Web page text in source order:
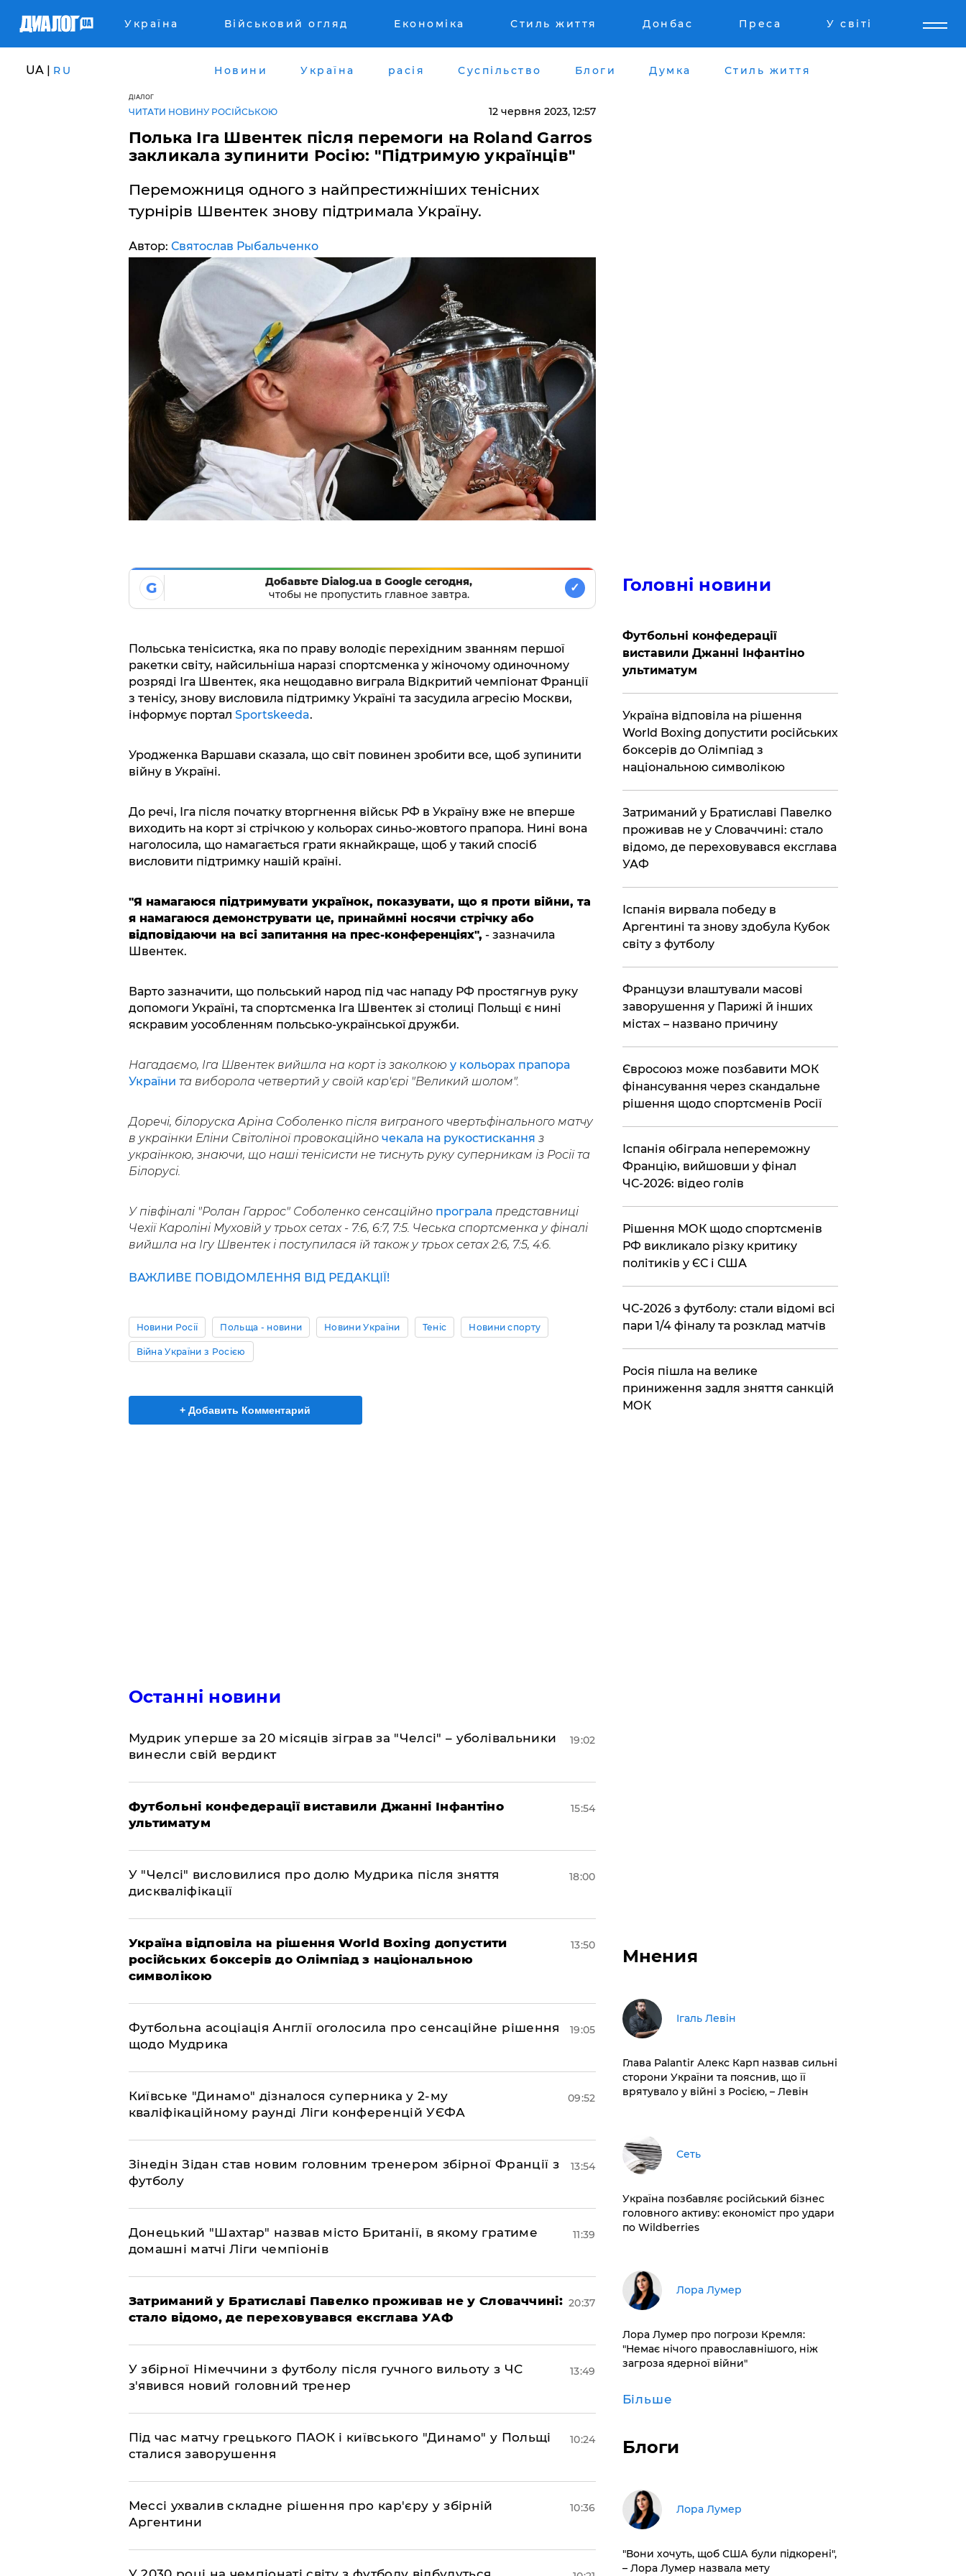
Україна Військовий огляд Економіка Стиль життя Донбас Преса У світі
UA | RU Новини Україна расія Суспільство Блоги Думка Стиль життя
ДІАЛОГ
ЧИТАТИ НОВИНУ РОСІЙСЬКОЮ 12 червня 2023, 12:57
Полька Іга Швентек після перемоги на Roland Garros
закликала зупинити Росію: "Підтримую українців"
Переможниця одного з найпрестижніших тенісних
турнірів Швентек знову підтримала Україну.
Автор: Святослав Рыбальченко
G
Добавьте Dialog.ua в Google сегодня,
чтобы не пропустить главное завтра.
✓
Польська тенісистка, яка по праву володіє перехідним званням першої
ракетки світу, найсильніша наразі спортсменка у жіночому одиночному
розряді Іга Швентек, яка нещодавно виграла Відкритий чемпіонат Франції
з тенісу, знову висловила підтримку Україні та засудила агресію Москви,
інформує портал Sportskeeda.
Уродженка Варшави сказала, що світ повинен зробити все, щоб зупинити
війну в Україні.
До речі, Іга після початку вторгнення військ РФ в Україну вже не вперше
виходить на корт зі стрічкою у кольорах синьо-жовтого прапора. Нині вона
наголосила, що намагається грати якнайкраще, щоб у такий спосіб
висловити підтримку нашій країні.
"Я намагаюся підтримувати українок, показувати, що я проти війни, та
я намагаюся демонструвати це, принаймні носячи стрічку або
відповідаючи на всі запитання на прес-конференціях", - зазначила
Швентек.
Варто зазначити, що польський народ під час нападу РФ простягнув руку
допомоги Україні, та спортсменка Іга Швентек зі столиці Польщі є нині
яскравим уособленням польсько-української дружби.
Нагадаємо, Іга Швентек вийшла на корт із заколкою у кольорах прапора
України та виборола четвертий у своїй кар'єрі "Великий шолом".
Доречі, білоруска Аріна Соболенко після виграного чвертьфінального матчу
в українки Еліни Світоліної провокаційночекала на рукостискання з
українкою, знаючи, що наші тенісисти не тиснуть руку суперникам із Росії та
Білорусі.
У півфіналі "Ролан Гаррос" Соболенко сенсаційно програла представниці
Чехії Кароліні Муховій у трьох сетах - 7:6, 6:7, 7:5. Чеська спортсменка у фіналі
вийшла на Ігу Швентек і поступилася їй також у трьох сетах 2:6, 7:5, 4:6.
ВАЖЛИВЕ ПОВІДОМЛЕННЯ ВІД РЕДАКЦІЇ!
Новини Росії Польща - новини Новини України Теніс Новини спорту
Війна України з Росією
+ Добавить Комментарий
Останні новини
​Мудрик уперше за 20 місяців зіграв за "Челсі" – уболівальники
винесли свій вердикт
19:02
Футбольні конфедерації виставили Джанні Інфантіно
ультиматум
15:54
У "Челсі" висловилися про долю Мудрика після зняття
дискваліфікації
18:00
Україна відповіла на рішення World Boxing допустити
російських боксерів до Олімпіад з національною
символікою
13:50
​Футбольна асоціація Англії оголосила про сенсаційне рішення
щодо Мудрика
19:05
Київське "Динамо" дізналося суперника у 2-му
кваліфікаційному раунді Ліги конференцій УЄФА
09:52
​Зінедін Зідан став новим головним тренером збірної Франції з
футболу
13:54
Донецький "Шахтар" назвав місто Британії, в якому гратиме
домашні матчі Ліги чемпіонів
11:39
Затриманий у Братиславі Павелко проживав не у Словаччині:
стало відомо, де переховувався ексглава УАФ
20:37
У збірної Німеччини з футболу після гучного вильоту з ЧС
з'явився новий головний тренер
13:49
Під час матчу грецького ПАОК і київського "Динамо" у Польщі
сталися заворушення
10:24
Мессі ухвалив складне рішення про кар'єру у збірній
Аргентини
10:36
Головні новини
Футбольні конфедерації
виставили Джанні Інфантіно
ультиматум
Україна відповіла на рішення
World Boxing допустити російських
боксерів до Олімпіад з
національною символікою
Затриманий у Братиславі Павелко
проживав не у Словаччині: стало
відомо, де переховувався ексглава
УАФ
Іспанія вирвала победу в
Аргентині та знову здобула Кубок
світу з футболу
Французи влаштували масові
заворушення у Парижі й інших
містах – названо причину
Євросоюз може позбавити МОК
фінансування через скандальне
рішення щодо спортсменів Росії
Іспанія обіграла непереможну
Францію, вийшовши у фінал
ЧС-2026: відео голів
Рішення МОК щодо спортсменів
РФ викликало різку критику
політиків у ЄС і США
ЧС-2026 з футболу: стали відомі всі
пари 1/4 фіналу та розклад матчів
Росія пішла на велике
приниження задля зняття санкцій
МОК
Мнения
Ігаль Левін
Глава Palantir Алекс Карп назвав сильні
сторони України та пояснив, що її
врятувало у війні з Росією, – Левін
Сеть
​Україна позбавляє російський бізнес
головного активу: економіст про удари
по Wildberries
​Лора Лумер
Лора Лумер про погрози Кремля:
"Немає нічого православнішого, ніж
загроза ядерної війни"
Більше
Блоги
​Лора Лумер
"Вони хочуть, щоб США були підкорені",
– Лора Лумер назвала мету